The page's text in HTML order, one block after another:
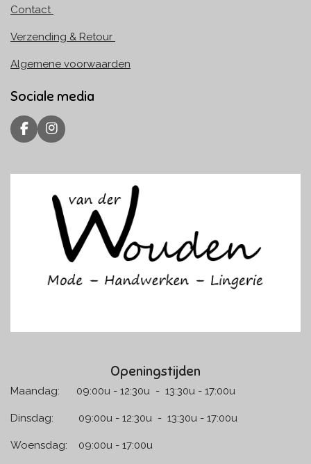
Contact
Verzending & Retour
Algemene voorwaarden
Sociale media
F
a
e
I
n
t
g
r
a
m
Openingstijden
Maandag: 09:00u - 12:30u - 13:30u - 17:00u
Dinsdag: 09:00u - 12:30u - 13:30u - 17:00u
Woensdag: 09:00u - 17:00u